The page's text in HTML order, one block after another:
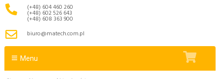
(+48) 604 460 260
(+48) 602 526 643
(+48) 608 363 900
biuro@matech.com.pl
Menu